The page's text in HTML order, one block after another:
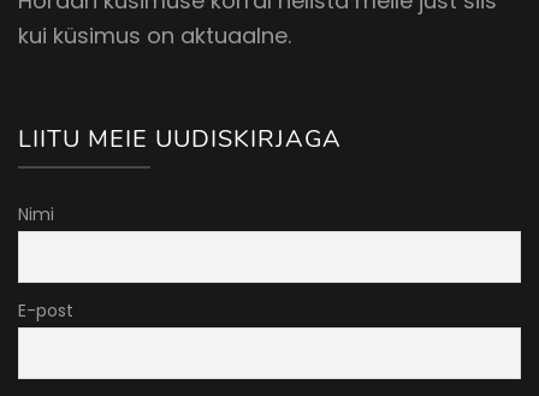
kui küsimus on aktuaalne.
LIITU MEIE UUDISKIRJAGA
Nimi
E-post